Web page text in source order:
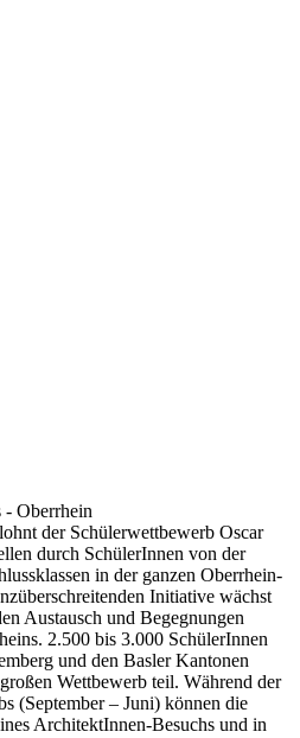
- Oberrhein
der Schülerwettbewerb Oscar
durch SchülerInnen von der
in der ganzen Oberrhein-
Initiative wächst
Austausch und Begegnungen
2.500 bis 3.000 SchülerInnen
und den Basler Kantonen
Wettbewerb teil. Während der
(September – Juni) können die
ArchitektInnen-Besuchs und in